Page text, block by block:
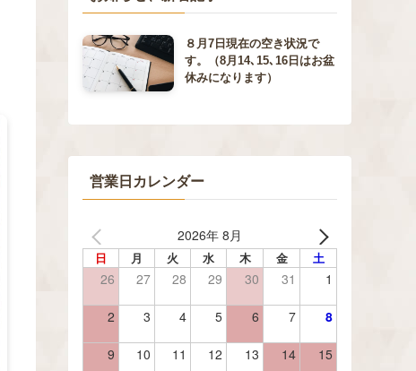
８月7日現在の空き状況で
す。（8月14､15､16日はお盆
休みになります）
営業日カレンダー
2026年 8月
日 月 火 水 木 金 土
26 27 28 29 30 31 1
2 3 4 5 6 7 8
9 10 11 12 13 14 15